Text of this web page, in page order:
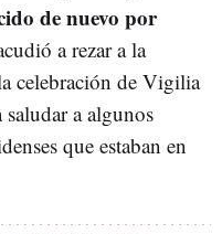
de nuevo por
a rezar a la
celebración de Vigilia
a algunos
que estaban en